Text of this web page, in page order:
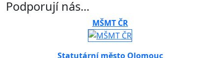
Podporují nás...
MŠMT ČR
Statutární město Olomouc